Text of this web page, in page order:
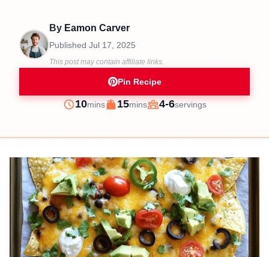
By Eamon Carver
Published Jul 17, 2025
This post may contain affiliate links.
Pin Recipe
Prep
10minutes
mins
Cook
15minutes
mins
Servings
4-6servings